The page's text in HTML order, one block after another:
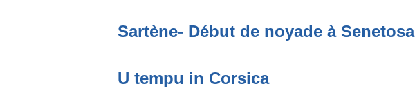
Sartène- Début de noyade à Senetosa
U tempu in Corsica